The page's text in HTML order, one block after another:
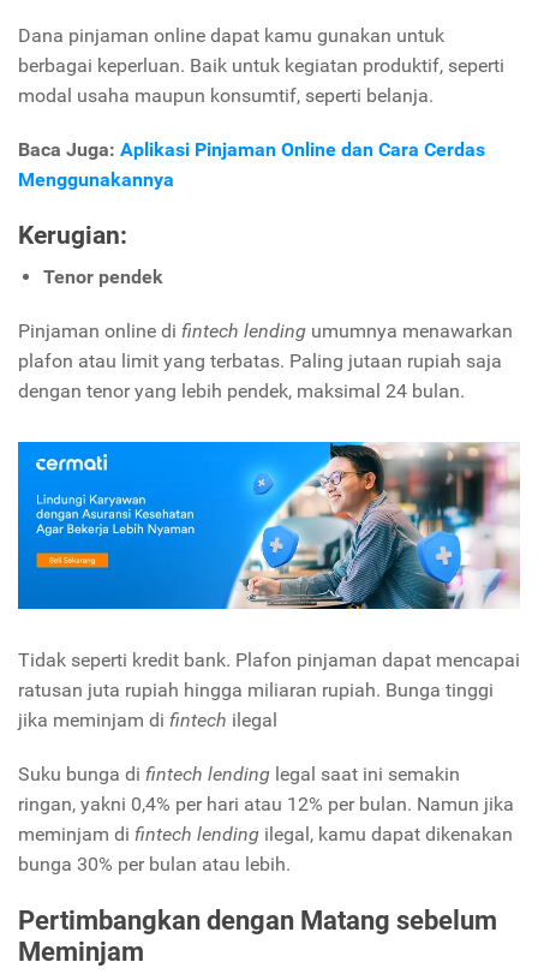
Dana pinjaman online dapat kamu gunakan untuk
berbagai keperluan. Baik untuk kegiatan produktif, seperti
modal usaha maupun konsumtif, seperti belanja.
Baca Juga: Aplikasi Pinjaman Online dan Cara Cerdas
Menggunakannya
Kerugian:
Tenor pendek
Pinjaman online di fintech lending umumnya menawarkan
plafon atau limit yang terbatas. Paling jutaan rupiah saja
dengan tenor yang lebih pendek, maksimal 24 bulan.
Tidak seperti kredit bank. Plafon pinjaman dapat mencapai
ratusan juta rupiah hingga miliaran rupiah. Bunga tinggi
jika meminjam di fintech ilegal
Suku bunga di fintech lending legal saat ini semakin
ringan, yakni 0,4% per hari atau 12% per bulan. Namun jika
meminjam di fintech lending ilegal, kamu dapat dikenakan
bunga 30% per bulan atau lebih.
Pertimbangkan dengan Matang sebelum
Meminjam